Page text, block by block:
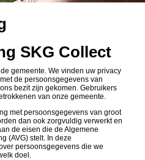
SKG Collect
gemeente. We vinden uw privacy
de persoonsgegevens van
bezit zijn gekomen. Gebruikers
van onze gemeente.
met persoonsgegevens van groot
dan ook zorgvuldig verwerkt en
de eisen die de Algemene
(AVG) stelt. In deze
persoonsgegevens die we
doel.